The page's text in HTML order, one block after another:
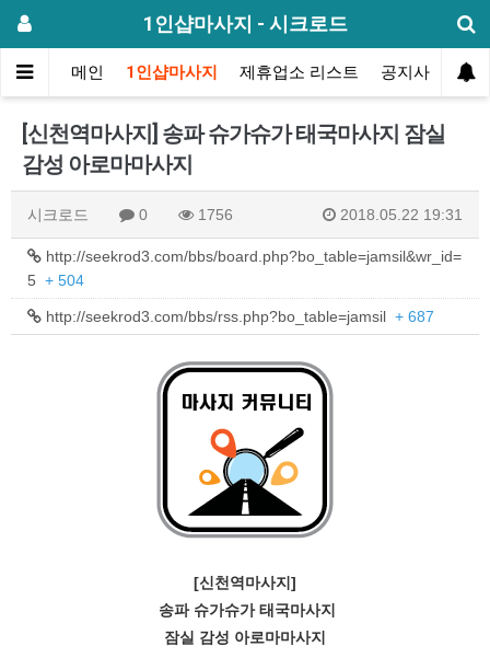
1인샵마사지 - 시크로드
메인 1인샵마사지 제휴업소 리스트 공지사항 방
[신천역마사지] 송파 슈가슈가 태국마사지 잠실
감성 아로마마사지
시크로드 0 1756 2018.05.22 19:31
http://seekrod3.com/bbs/board.php?bo_table=jamsil&wr_id=
5 + 504
http://seekrod3.com/bbs/rss.php?bo_table=jamsil + 687
[신천역마사지]
송파 슈가슈가 태국마사지
잠실 감성 아로마마사지